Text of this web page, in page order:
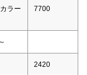
ラー
7700
2420